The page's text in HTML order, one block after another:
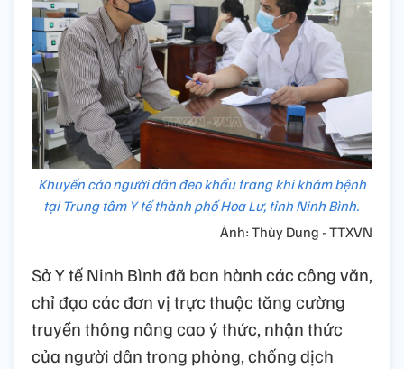
Khuyến cáo người dân đeo khẩu trang khi khám bệnh
tại Trung tâm Y tế thành phố Hoa Lư, tỉnh Ninh Bình.
Ảnh: Thùy Dung - TTXVN
Sở Y tế Ninh Bình đã ban hành các công văn,
chỉ đạo các đơn vị trực thuộc tăng cường
truyền thông nâng cao ý thức, nhận thức
của người dân trong phòng, chống dịch